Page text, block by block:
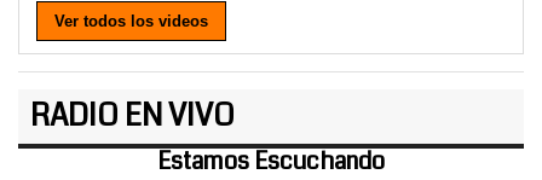
Ver todos los videos
RADIO EN VIVO
Estamos Escuchando